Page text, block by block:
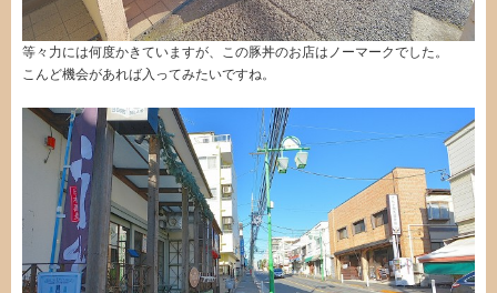
等々力には何度かきていますが、この豚丼のお店はノーマークでした。
こんど機会があれば入ってみたいですね。